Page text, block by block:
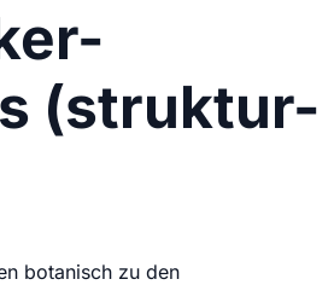
(struktur-
botanisch zu den